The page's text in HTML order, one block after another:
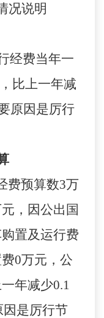
况说明
经费当年一
比 上一年减
原因是厉行
费预算数3万
，因公出国
置及运行费
0万元，公
一年减少0.1
因是厉行节